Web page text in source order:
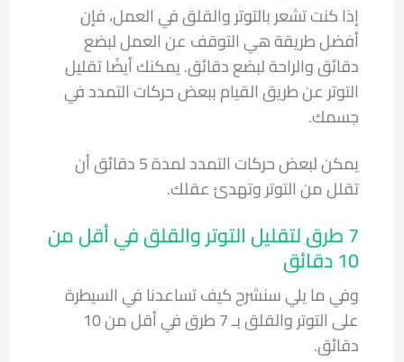
إذا كنت تشعر بالتوتر والقلق في العمل، فإن
أفضل طريقة هي التوقف عن العمل لبضع
دقائق والراحة لبضع دقائق. يمكنك أيضًا تقليل
التوتر عن طريق القيام ببعض حركات التمدد في
جسمك.
يمكن لبعض حركات التمدد لمدة 5 دقائق أن
تقلل من التوتر وتهدئ عقلك.
7 طرق لتقليل التوتر والقلق في أقل من
10 دقائق
وفي ما يلي سنشرح كيف تساعدنا في السيطرة
على التوتر والقلق بـ 7 طرق في أقل من 10
دقائق.